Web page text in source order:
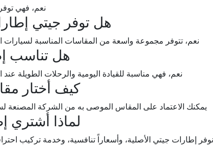
نعم، فهي
هل توفر جيتي
نعم، تتوفر مجموعة واسعة من المقاسات المناسبة لسيارات
هل تناسب
نعم، فهي مناسبة للقيادة اليومية والرحلات الطويلة عند
كيف أختار
يمكنك الاعتماد على المقاس الموصى به من الشركة المصنعة
لماذا أشتري
نوفر إطارات جيتي الأصلية، وأسعاراً تنافسية، وخدمة تركيب